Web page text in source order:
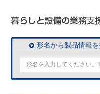
形名から製品情報